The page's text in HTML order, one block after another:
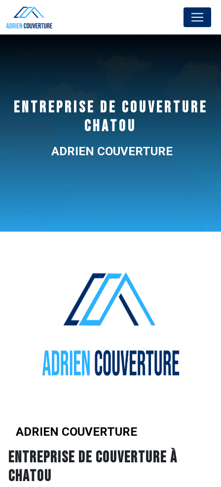
ENTREPRISE DE COUVERTURE
CHATOU
ADRIEN COUVERTURE
ADRIEN COUVERTURE
ENTREPRISE DE COUVERTURE À
CHATOU
Panneau de gestion des cookies